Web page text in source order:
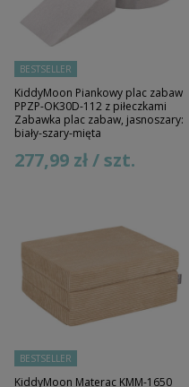
BESTSELLER
KiddyMoon Piankowy plac zabaw
PPZP-OK30D-112 z piłeczkami
Zabawka plac zabaw, jasnoszary:
biały-szary-mięta
277,99 zł / szt.
BESTSELLER
KiddyMoon Materac KMM-1650